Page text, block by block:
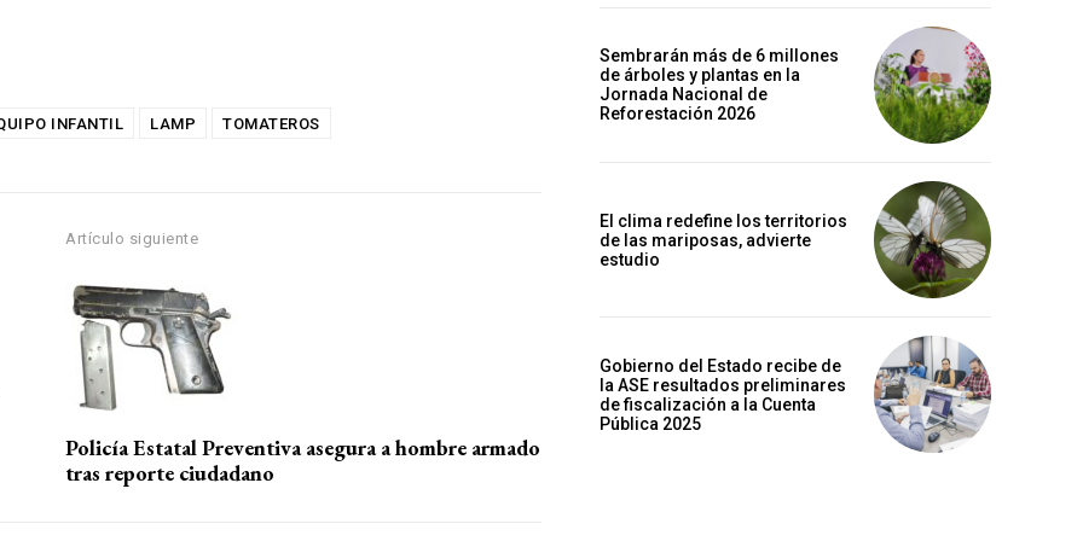
INFANTIL LAMP TOMATEROS
Artículo siguiente
Policía Estatal Preventiva asegura a hombre armado
tras reporte ciudadano
Sembrarán más de 6 millones
de árboles y plantas en la
Jornada Nacional de
Reforestación 2026
El clima redefine los territorios
de las mariposas, advierte
estudio
Gobierno del Estado recibe de
la ASE resultados preliminares
de fiscalización a la Cuenta
Pública 2025